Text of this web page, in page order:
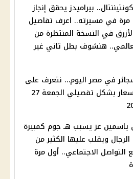
بيراميدز يحقق إنجاز
مرة في مسيرته.. اعرف تفاصيل
في النسخة المنتظرة من
هنشوف بطل تاني غير
في مصر اليوم… نتعرف على
قائمة الأسعار بشكل تفصيلي الجمعة 27
ياسمين عز يسبب هـ جوم كمبيرة
ويقلب عليها الكثير من
التواصل الاجتماعي.. أول مرة